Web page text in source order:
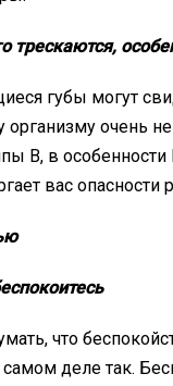
трескаются,
губы могут
очень не
В, в
вас опасности
что
самом деле так.